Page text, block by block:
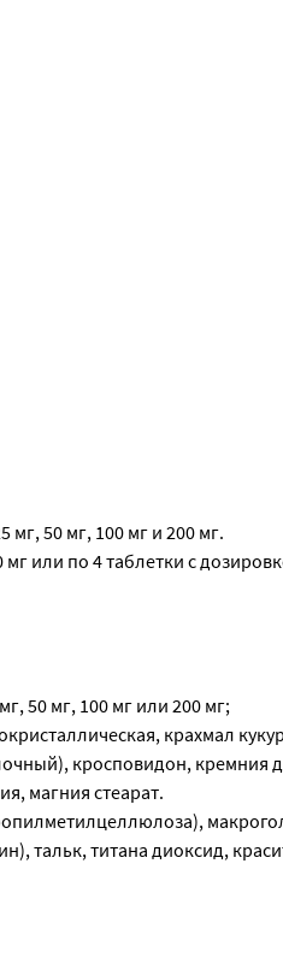
50 мг, 100 мг и 200 мг.
или по 4 таблетки с
50 мг, 100 мг или 200 мг;
крахмал
кросповидон, кремния
магния стеарат.
тальк, титана диоксид,